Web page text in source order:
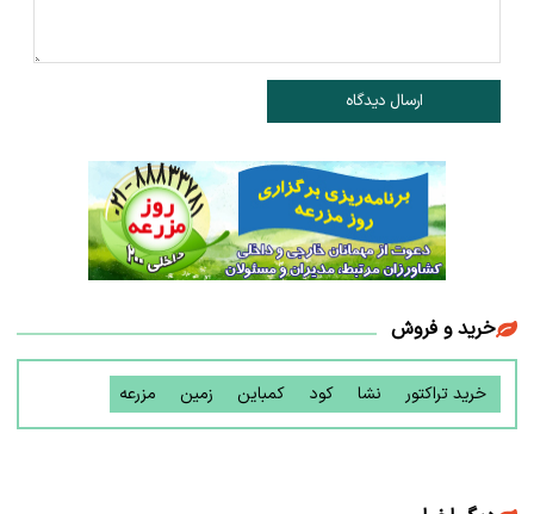
ارسال دیدگاه
خرید و فروش
خرید تراکتور نشا کود کمباین زمین مزرعه